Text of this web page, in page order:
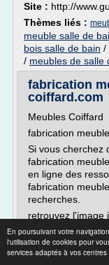
En poursuivant votre
l'utilisation de cookies pour
services adaptés à vos centres
Site : http://
Thèmes liés :
meuble salle de
bois salle de bain /
/ meubles de salle
fabrication
coiffard.com
Meubles Coiffard
fabrication
Si vous cherchez
fabrication
en ligne des
fabrication
recherches.
retrouvez l'image
prestations :
contemporains,